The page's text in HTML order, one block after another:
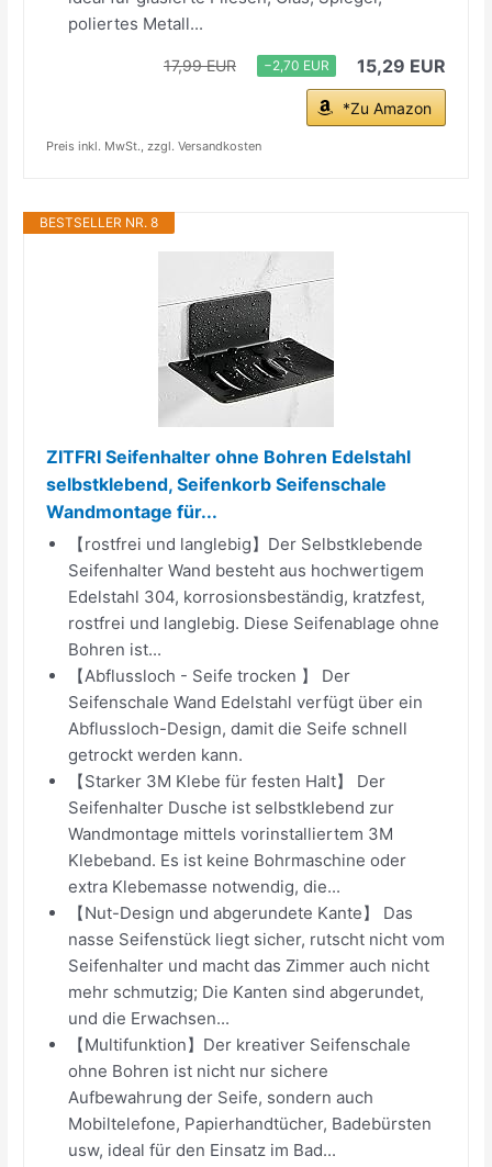
poliertes Metall...
17,99 EUR −2,70 EUR 15,29 EUR
*Zu Amazon
Preis inkl. MwSt., zzgl. Versandkosten
BESTSELLER NR. 8
ZITFRI Seifenhalter ohne Bohren Edelstahl
selbstklebend, Seifenkorb Seifenschale
Wandmontage für...
【rostfrei und langlebig】Der Selbstklebende
Seifenhalter Wand besteht aus hochwertigem
Edelstahl 304, korrosionsbeständig, kratzfest,
rostfrei und langlebig. Diese Seifenablage ohne
Bohren ist...
【Abflussloch - Seife trocken 】 Der
Seifenschale Wand Edelstahl verfügt über ein
Abflussloch-Design, damit die Seife schnell
getrockt werden kann.
【Starker 3M Klebe für festen Halt】 Der
Seifenhalter Dusche ist selbstklebend zur
Wandmontage mittels vorinstalliertem 3M
Klebeband. Es ist keine Bohrmaschine oder
extra Klebemasse notwendig, die...
【Nut-Design und abgerundete Kante】 Das
nasse Seifenstück liegt sicher, rutscht nicht vom
Seifenhalter und macht das Zimmer auch nicht
mehr schmutzig; Die Kanten sind abgerundet,
und die Erwachsen...
【Multifunktion】Der kreativer Seifenschale
ohne Bohren ist nicht nur sichere
Aufbewahrung der Seife, sondern auch
Mobiltelefone, Papierhandtücher, Badebürsten
usw, ideal für den Einsatz im Bad...